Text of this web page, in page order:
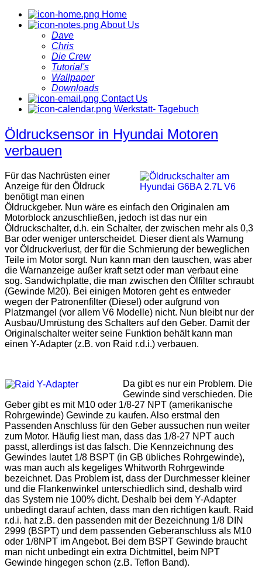
Home
About Us
Dave
Chris
Die Crew
Tutorial's
Wallpaper
Downloads
Contact Us
Werkstatt- Tagebuch
Öldrucksensor in Hyundai Motoren
verbauen
Für das Nachrüsten einer
Anzeige für den Öldruck
benötigt man einen
Öldruckgeber. Nun wäre es einfach den Originalen am
Motorblock anzuschließen, jedoch ist das nur ein
Öldruckschalter, d.h. ein Schalter, der zwischen mehr als 0,3
Bar oder weniger unterscheidet. Dieser dient als Warnung
vor Öldruckverlust, der für die Schmierung der beweglichen
Teile im Motor sorgt. Nun kann man den tauschen, was aber
die Warnanzeige außer kraft setzt oder man verbaut eine
sog. Sandwichplatte, die man zwischen den Ölfilter schraubt
(Gewinde M20). Bei einigen Motoren geht es entweder
wegen der Patronenfilter (Diesel) oder aufgrund von
Platzmangel (vor allem V6 Modelle) nicht. Nun bleibt nur der
Ausbau/Umrüstung des Schalters auf den Geber. Damit der
Originalschalter weiter seine Funktion behält kann man
einen Y-Adapter (z.B. von Raid r.d.i.) verbauen.
Da gibt es nur ein Problem. Die
Gewinde sind verschieden. Die
Geber gibt es mit M10 oder 1/8-27 NPT (amerikanische
Rohrgewinde) Gewinde zu kaufen. Also erstmal den
Passenden Anschluss für den Geber aussuchen nun weiter
zum Motor. Häufig liest man, dass das 1/8-27 NPT auch
passt, allerdings ist das falsch. Die Kennzeichnung des
Gewindes lautet 1/8 BSPT (in GB übliches Rohrgewinde),
was man auch als kegeliges Whitworth Rohrgewinde
bezeichnet. Das Problem ist, dass der Durchmesser kleiner
und die Flankenwinkel unterschiedlich sind, deshalb wird
das System nie 100% dicht. Deshalb bei dem Y-Adapter
unbedingt darauf achten, dass man den richtigen kauft. Raid
r.d.i. hat z.B. den passenden mit der Bezeichnung 1/8 DIN
2999 (BSPT) und dem passenden Geberanschluss als M10
oder 1/8NPT im Angebot. Bei dem BSPT Gewinde braucht
man nicht unbedingt ein extra Dichtmittel, beim NPT
Gewinde hingegen schon (z.B. Teflon Band).